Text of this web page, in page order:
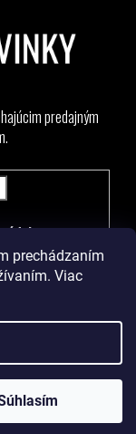
prechádzaním
Viac
predajným
údajov
vyhradené.